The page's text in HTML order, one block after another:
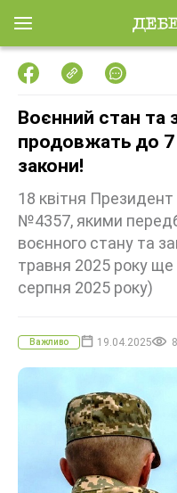
Воєнний стан та
продовжать до 7
закони!
18 квітня
№4357, якими
воєнного стану та
травня 2025 року ще
серпня 2025 року)
Важливо 19.04.2025